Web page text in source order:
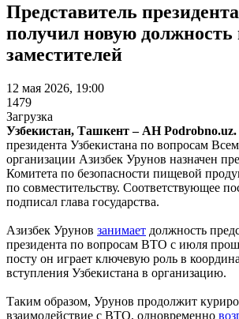
Представитель
получил новую должность
заместителей
12 мая 2026, 19:00
1479
Загрузка
Узбекистан, Ташкент – АН Podrobno.uz.
президента Узбекистана по вопросам
организации Азизбек Урунов назначен
Комитета по безопасности пищевой
по совместительству. Соответствующее
подписал глава государства.
Азизбек Урунов занимает должность
президента по вопросам ВТО с июля
посту он играет ключевую роль в
вступления Узбекистана в организацию.
Таким образом, Урунов продолжит
взаимодействие с ВТО, одновременно